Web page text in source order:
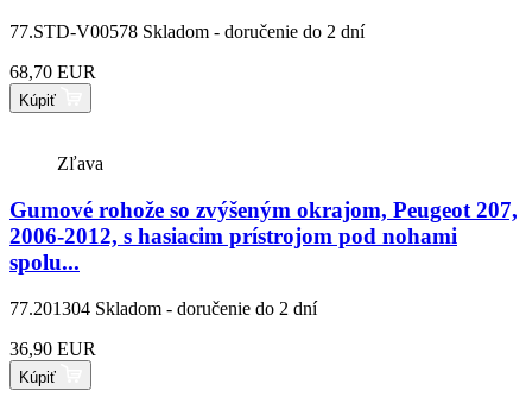
77.STD-V00578 Skladom - doručenie do 2 dní
68,70 EUR
Kúpiť
Zľava
Gumové rohože so zvýšeným okrajom, Peugeot 207,
2006-2012, s hasiacim prístrojom pod nohami
spolu...
77.201304 Skladom - doručenie do 2 dní
36,90 EUR
Kúpiť